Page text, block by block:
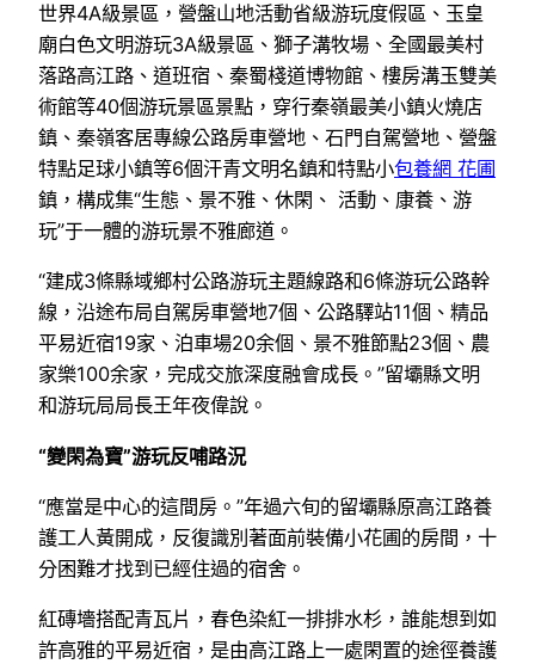
世界4A級景區，營盤山地活動省級游玩度假區、玉皇
廟白色文明游玩3A級景區、獅子溝牧場、全國最美村
落路高江路、道班宿、秦蜀棧道博物館、樓房溝玉雙美
術館等40個游玩景區景點，穿行秦嶺最美小鎮火燒店
鎮、秦嶺客居專線公路房車營地、石門自駕營地、營盤
特點足球小鎮等6個汗青文明名鎮和特點小包養網 花圃
鎮，構成集“生態、景不雅、休閑、 活動、康養、游
玩”于一體的游玩景不雅廊道。
“建成3條縣域鄉村公路游玩主題線路和6條游玩公路幹
線，沿途布局自駕房車營地7個、公路驛站11個、精品
平易近宿19家、泊車場20余個、景不雅節點23個、農
家樂100余家，完成交旅深度融會成長。”留壩縣文明
和游玩局局長王年夜偉說。
“變閑為寶”游玩反哺路況
“應當是中心的這間房。”年過六旬的留壩縣原高江路養
護工人黃開成，反復識別著面前裝備小花圃的房間，十
分困難才找到已經住過的宿舍。
紅磚墻搭配青瓦片，春色染紅一排排水杉，誰能想到如
許高雅的平易近宿，是由高江路上一處閑置的途徑養護